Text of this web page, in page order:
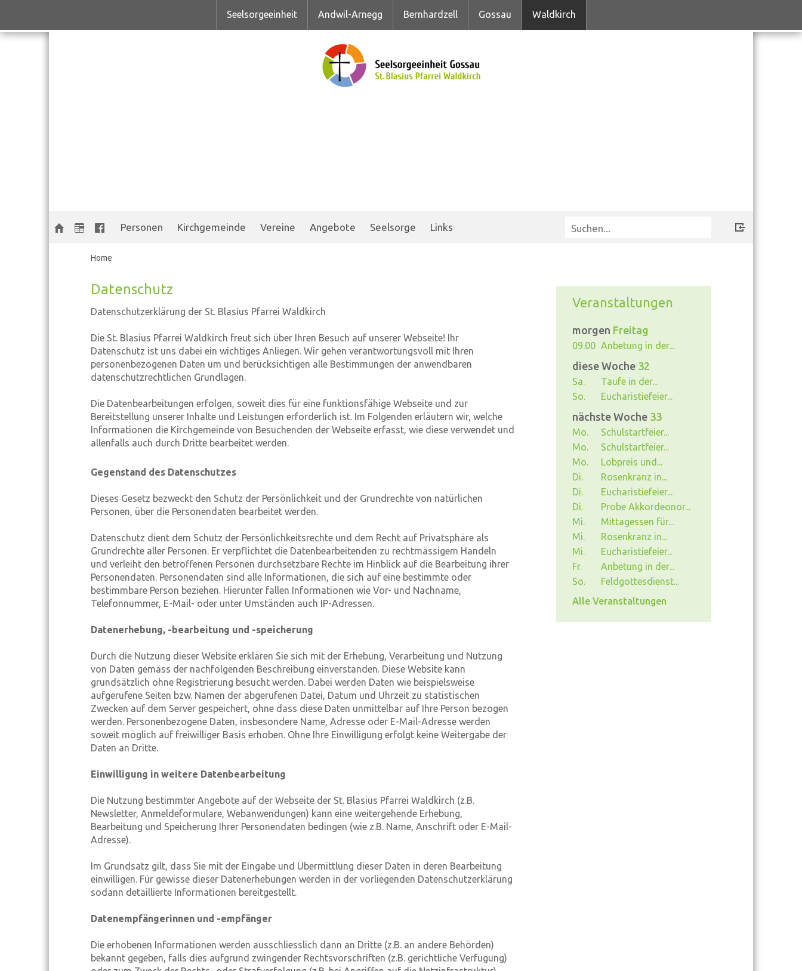
Seelsorgeeinheit Andwil-Arnegg Bernhardzell Gossau Waldkirch
Personen Kirchgemeinde Vereine Angebote Seelsorge Links
Home
Veranstaltungen
morgen Freitag
09.00 Anbetung in der...
diese Woche 32
Sa.
Taufe in der...
So.
Eucharistiefeier...
nächste Woche 33
Mo.
Schulstartfeier...
Mo.
Schulstartfeier...
Mo.
Lobpreis und...
Di.
Rosenkranz in...
Di.
Eucharistiefeier...
Di.
Probe Akkordeonor...
Mi.
Mittagessen für...
Mi.
Rosenkranz in...
Mi.
Eucharistiefeier...
Fr.
Anbetung in der...
So.
Feldgottesdienst...
Alle Veranstaltungen
Datenschutz
Datenschutzerklärung der St. Blasius Pfarrei Waldkirch
Die St. Blasius Pfarrei Waldkirch freut sich über Ihren Besuch auf unserer Webseite! Ihr
Datenschutz ist uns dabei ein wichtiges Anliegen. Wir gehen verantwortungsvoll mit Ihren
personenbezogenen Daten um und berücksichtigen alle Bestimmungen der anwendbaren
datenschutzrechtlichen Grundlagen.
Die Datenbearbeitungen erfolgen, soweit dies für eine funktionsfähige Webseite und zur
Bereitstellung unserer Inhalte und Leistungen erforderlich ist. Im Folgenden erläutern wir, welche
Informationen die Kirchgemeinde von Besuchenden der Webseite erfasst, wie diese verwendet und
allenfalls auch durch Dritte bearbeitet werden.
Gegenstand des Datenschutzes
Dieses Gesetz bezweckt den Schutz der Persönlichkeit und der Grundrechte von natürlichen
Personen, über die Personendaten bearbeitet werden.
Datenschutz dient dem Schutz der Persönlichkeitsrechte und dem Recht auf Privatsphäre als
Grundrechte aller Personen. Er verpflichtet die Datenbearbeitenden zu rechtmässigem Handeln
und verleiht den betroffenen Personen durchsetzbare Rechte im Hinblick auf die Bearbeitung ihrer
Personendaten. Personendaten sind alle Informationen, die sich auf eine bestimmte oder
bestimmbare Person beziehen. Hierunter fallen Informationen wie Vor- und Nachname,
Telefonnummer, E-Mail- oder unter Umständen auch IP-Adressen.
Datenerhebung, -bearbeitung und -speicherung
Durch die Nutzung dieser Website erklären Sie sich mit der Erhebung, Verarbeitung und Nutzung
von Daten gemäss der nachfolgenden Beschreibung einverstanden. Diese Website kann
grundsätzlich ohne Registrierung besucht werden. Dabei werden Daten wie beispielsweise
aufgerufene Seiten bzw. Namen der abgerufenen Datei, Datum und Uhrzeit zu statistischen
Zwecken auf dem Server gespeichert, ohne dass diese Daten unmittelbar auf Ihre Person bezogen
werden. Personenbezogene Daten, insbesondere Name, Adresse oder E-Mail-Adresse werden
soweit möglich auf freiwilliger Basis erhoben. Ohne Ihre Einwilligung erfolgt keine Weitergabe der
Daten an Dritte.
Einwilligung in weitere Datenbearbeitung
Die Nutzung bestimmter Angebote auf der Webseite der St. Blasius Pfarrei Waldkirch (z.B.
Newsletter, Anmeldeformulare, Webanwendungen) kann eine weitergehende Erhebung,
Bearbeitung und Speicherung Ihrer Personendaten bedingen (wie z.B. Name, Anschrift oder E-Mail-
Adresse).
Im Grundsatz gilt, dass Sie mit der Eingabe und Übermittlung dieser Daten in deren Bearbeitung
einwilligen. Für gewisse dieser Datenerhebungen werden in der vorliegenden Datenschutzerklärung
sodann detaillierte Informationen bereitgestellt.
Datenempfängerinnen und -empfänger
Die erhobenen Informationen werden ausschliesslich dann an Dritte (z.B. an andere Behörden)
bekannt gegeben, falls dies aufgrund zwingender Rechtsvorschriften (z.B. gerichtliche Verfügung)